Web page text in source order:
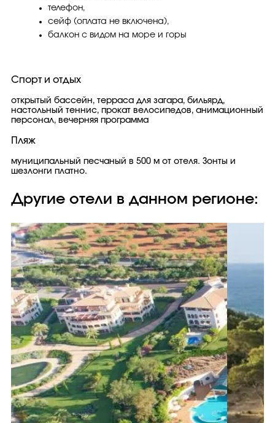
телефон,
сейф (оплата не включена),
балкон с видом на море и горы
Спорт и отдых
открытый бассейн, терраса для загара, бильярд,
настольный теннис, прокат велосипедов, анимационный
персонал, вечерняя программа
Пляж
муниципальный песчаный в 500 м от отеля. Зонты и
шезлонги платно.
Другие отели в данном регионе: